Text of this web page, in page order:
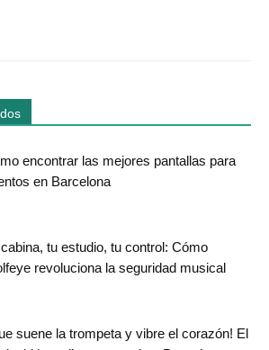
encontrar las mejores pantallas para
en Barcelona
tu estudio, tu control: Cómo
revoluciona la seguridad musical
suene la trompeta y vibre el corazón! El